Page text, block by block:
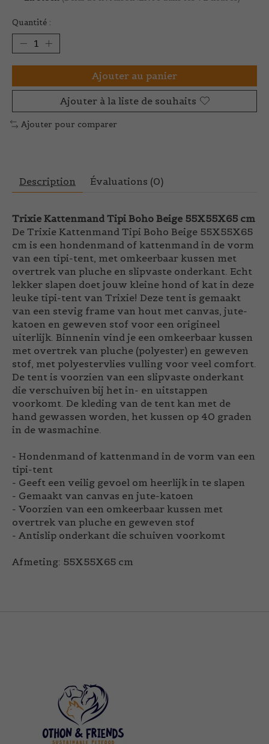
Quantité :
Ajouter au panier
Ajouter à la liste de souhaits
Ajouter pour comparer
Description Évaluations (0)
Trixie Kattenmand Tipi Boho Beige 55X55X65 cm
De Trixie Kattenmand Tipi Boho Beige 55X55X65
cm is een hondenmand of kattenmand in de vorm
van een tipi-tent, met omkeerbaar kussen met
overtrek van pluche en slipvaste onderkant. Echt
lekker slapen doet jouw kleine hond of kat in deze
leuke tipi-tent van Trixie! Deze tent is gemaakt
van een stevig frame van hout met canvas, jute-
katoen en geweven stof voor een origineel
uiterlijk. Binnenin vind je een omkeerbaar kussen
met overtrek van pluche (polyester) en geweven
stof, met polyestervlies vulling voor veel comfort.
De tent is voorzien van een slipvaste onderkant
die verschuiven bij het in- en uitstappen
voorkomt. De kleding van de tent kan met de
hand gewassen worden, het kussen op 40 graden
in de wasmachine.
- Hondenmand of kattenmand in de vorm van een
tipi-tent
- Geeft een veilig gevoel om heerlijk in te slapen
- Gemaakt van canvas en jute-katoen
- Voorzien van een omkeerbaar kussen met
overtrek van pluche en geweven stof
- Antislip onderkant die schuiven voorkomt
Afmeting: 55X55X65 cm